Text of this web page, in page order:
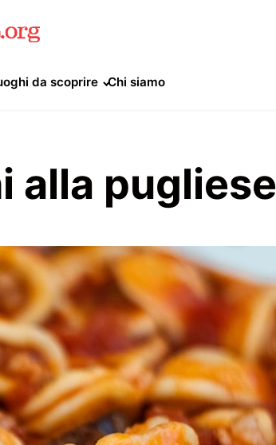
da scoprire Chi siamo
alla pugliese